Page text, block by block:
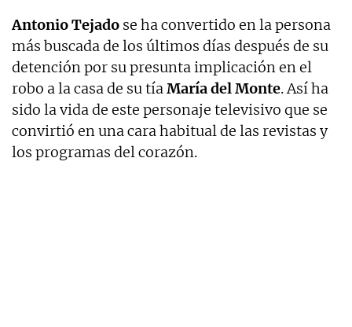
Antonio Tejado se ha convertido en la persona
más buscada de los últimos días después de su
detención por su presunta implicación en el
robo a la casa de su tíaMaría del Monte. Así ha
sido la vida de este personaje televisivo que se
convirtió en una cara habitual de las revistas y
los programas del corazón.